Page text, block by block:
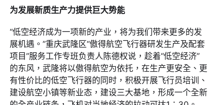
为发展新质生产力提供巨大势能
“低空经济成为一项新的产业，将为我们带来更多的发
展机遇。”重庆武隆区“傲得航空飞行器研发生产及配套
项目”服务工作专班负责人陈德权说，趁着“低空经济”
的东风，武隆将以傲得航空为依托，在生产更安全、更
有性价比的低空飞行器的同时，积极开展飞行员培训、
建设航空小镇等新业态，建设三大基地，形成一个全新